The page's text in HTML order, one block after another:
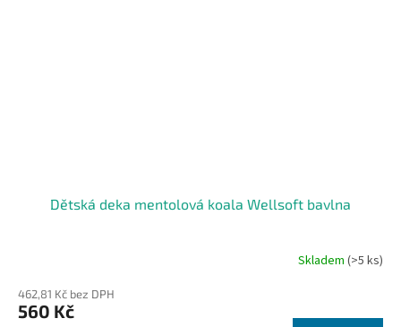
Dětská deka mentolová koala Wellsoft bavlna
Skladem (>5 ks)
462,81 Kč bez DPH
560 Kč